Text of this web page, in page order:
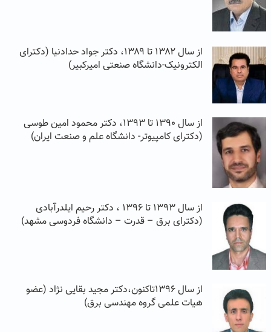
از سال ۱۳۸۲ تا ۱۳۸۹، دکتر جواد حدادنیا (دکترای
الکترونیک-دانشگاه صنعتی امیرکبیر)
از سال ۱۳۹۰ تا ۱۳۹۳، دکتر محمود امین طوسی
(دکترای کامپیوتر- دانشگاه علم و صنعت ایران)
از سال ۱۳۹۳ تا ۱۳۹۶ ، دکتر رحیم ایلدرآبادی
(دکترای برق – قدرت – دانشگاه فردوسی مشهد)
از سال ۱۳۹۶تاکنون،دکتر مجید بقایی نژاد (عضو
هیات علمی گروه مهندسی برق)